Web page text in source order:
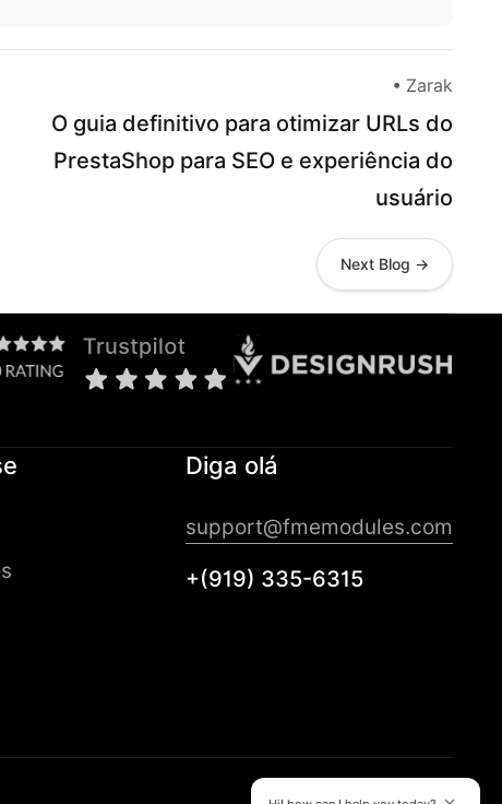
• Zarak
O guia definitivo para otimizar URLs do
PrestaShop para SEO e experiência do
usuário
Next Blog →
Diga olá
support@fmemodules.com
+(919) 335-6315